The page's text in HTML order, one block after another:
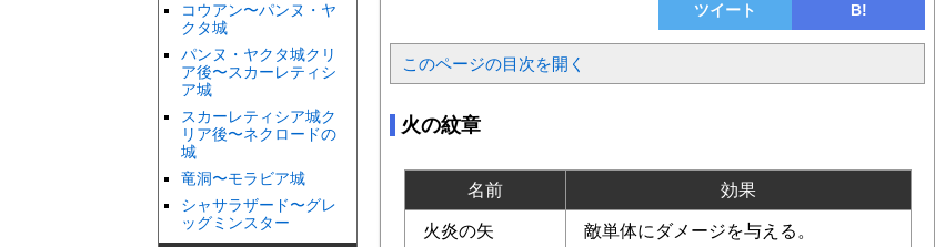
コウアン〜パンヌ・ヤ
クタ城
パンヌ・ヤクタ城クリ
ア後〜スカーレティシ
ア城
スカーレティシア城ク
リア後〜ネクロードの
城
竜洞〜モラビア城
シャサラザード〜グレ
ッグミンスター
ツイート B!
このページの目次を開く
火の紋章
名前 効果
火炎の矢 敵単体にダメージを与える。